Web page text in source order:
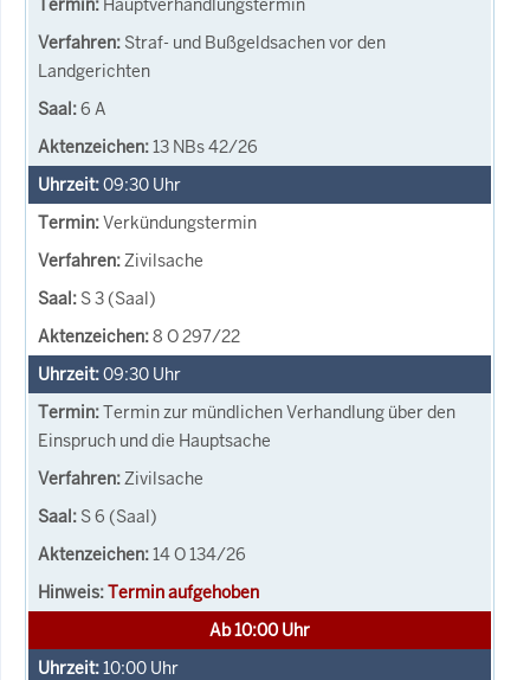
Hauptverhandlungstermin
Straf- und Bußgeldsachen vor den
Landgerichten
6 A
13 NBs 42/26
09:30 Uhr
Verkündungstermin
Zivilsache
S 3 (Saal)
8 O 297/22
09:30 Uhr
Termin zur mündlichen Verhandlung über den
Einspruch und die Hauptsache
Zivilsache
S 6 (Saal)
14 O 134/26
Termin aufgehoben
Ab 10:00 Uhr
10:00 Uhr